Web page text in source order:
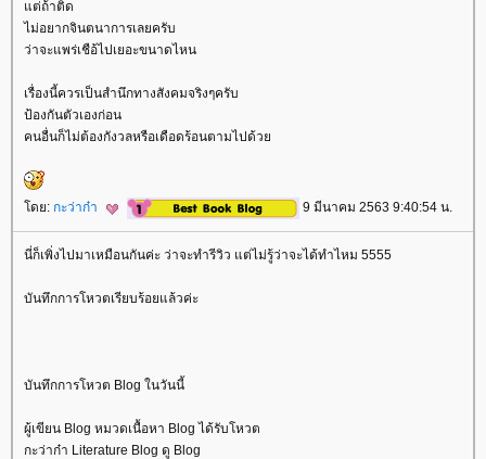
ต่ถ้าติด
ไม่อยากจินตนาการเลยครับ
ว่าจะแพร่เชือ้ไปเยอะขนาดไหน
เรื่องนี้ควรเป็นสำนึกทางสังคมจริงๆครับ
ป้องกันตัวเองก่อน
คนอื่นก็ไม่ต้องกังวลหรือเดือดร้อนตามไปด้ว
ดย: กะว่าก๋า 9 มีนาคม 2563 9:40:54 น.
นี่ก็เพิ่งไปมาเหมือนกันค่ะ ว่าจะทำรีวิว แต่ไม่รู้ว่าจะได้ทำไหม 5555
บันทึกการโหวตเรียบร้อยแล้วค่ะ
บันทึกการโหวต Blog ในวันนี้
ผู้เขียน Blog หมวดเนื้อหา Blog ได้รับโหวต
กะว่าก๋า Literature Blog ดู Blog